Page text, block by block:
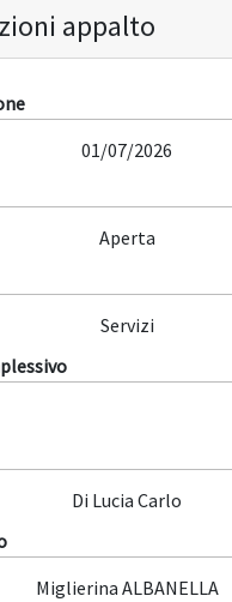
appalto
01/07/2026
Aperta
Servizi
Di Lucia Carlo
Miglierina ALBANELLA